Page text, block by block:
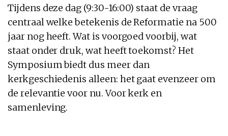
Tijdens deze dag (9:30-16:00) staat de vraag
centraal welke betekenis de Reformatie na 500
jaar nog heeft. Wat is voorgoed voorbij, wat
staat onder druk, wat heeft toekomst? Het
Symposium biedt dus meer dan
kerkgeschiedenis alleen: het gaat evenzeer om
de relevantie voor nu. Voor kerk en
samenleving.